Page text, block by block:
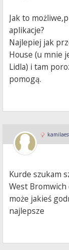
Jak to
aplikacje?
Najlepiej jak
House (u mnie
Lidla) i tam
pomogą.
Kurde szukam
West
może jakieś
najlepsze